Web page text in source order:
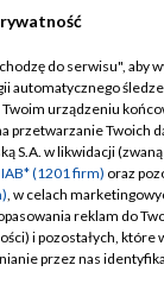
TVP
TVP
Cyfrowa
Regulamin TVP
Polityka
Moje zgody
Pomoc
do serwisu", aby
automatycznego
urządzeniu
przetwarzanie Twoich
S.A. w likwidacji
(1201 firm) oraz
, w celach
reklam do
i pozostałych, które
przez nas